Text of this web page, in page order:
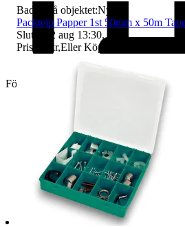
Företag
Badge på objektet:Ny
Packtejp Papper 1st 50mm x 50m
Sluttid
12 aug 13:30.
Pris:
36 kr,Eller Köp nu